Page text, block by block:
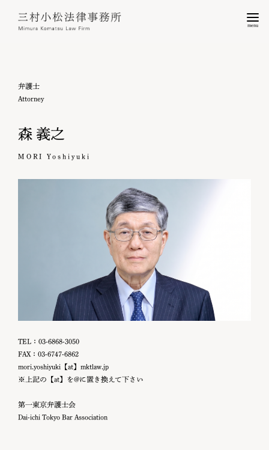
menu
弁護士
Attorney
森 義之
MORI Yoshiyuki
TEL：03-6868-3050
FAX：03-6747-6862
mori.yoshiyuki【at】mktlaw.jp
※上記の【at】を@に置き換えて下さい
第一東京弁護士会
Dai-ichi Tokyo Bar Association